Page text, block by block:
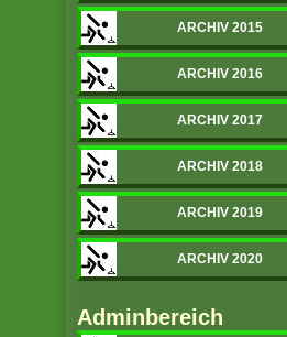
ARCHIV 2015
ARCHIV 2016
ARCHIV 2017
ARCHIV 2018
ARCHIV 2019
ARCHIV 2020
Adminbereich